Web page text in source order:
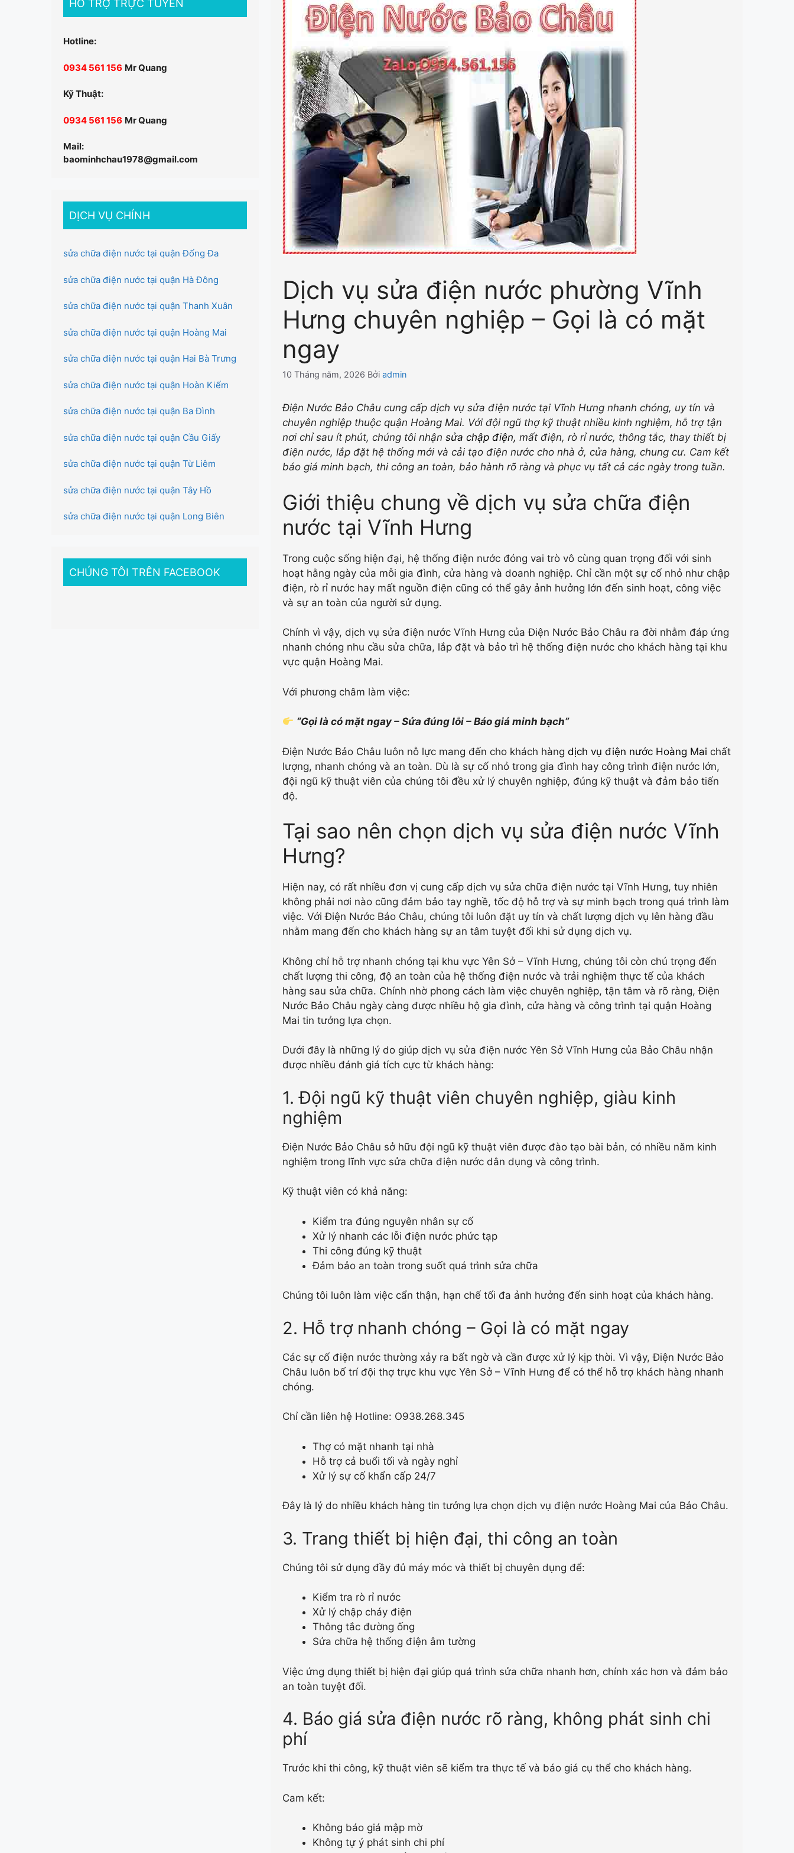
Dịch vụ sửa điện nước phường Vĩnh
Hưng chuyên nghiệp – Gọi là có mặt
ngay
10 Tháng năm, 2026 Bởi admin
Điện Nước Bảo Châu cung cấp dịch vụ sửa điện nước tại Vĩnh Hưng nhanh chóng, uy tín và
chuyên nghiệp thuộc quận Hoàng Mai. Với đội ngũ thợ kỹ thuật nhiều kinh nghiệm, hỗ trợ tận
nơi chỉ sau ít phút, chúng tôi nhận sửa chập điện, mất điện, rò rỉ nước, thông tắc, thay thiết bị
điện nước, lắp đặt hệ thống mới và cải tạo điện nước cho nhà ở, cửa hàng, chung cư. Cam kết
báo giá minh bạch, thi công an toàn, bảo hành rõ ràng và phục vụ tất cả các ngày trong tuần.
Giới thiệu chung về dịch vụ sửa chữa điện
nước tại Vĩnh Hưng
Trong cuộc sống hiện đại, hệ thống điện nước đóng vai trò vô cùng quan trọng đối với sinh
hoạt hằng ngày của mỗi gia đình, cửa hàng và doanh nghiệp. Chỉ cần một sự cố nhỏ như chập
điện, rò rỉ nước hay mất nguồn điện cũng có thể gây ảnh hưởng lớn đến sinh hoạt, công việc
và sự an toàn của người sử dụng.
Chính vì vậy, dịch vụ sửa điện nước Vĩnh Hưng của Điện Nước Bảo Châu ra đời nhằm đáp ứng
nhanh chóng nhu cầu sửa chữa, lắp đặt và bảo trì hệ thống điện nước cho khách hàng tại khu
vực quận Hoàng Mai.
Với phương châm làm việc:
“Gọi là có mặt ngay – Sửa đúng lỗi – Báo giá minh bạch”
Điện Nước Bảo Châu luôn nỗ lực mang đến cho khách hàng dịch vụ điện nước Hoàng Mai chất
lượng, nhanh chóng và an toàn. Dù là sự cố nhỏ trong gia đình hay công trình điện nước lớn,
đội ngũ kỹ thuật viên của chúng tôi đều xử lý chuyên nghiệp, đúng kỹ thuật và đảm bảo tiến
độ.
Tại sao nên chọn dịch vụ sửa điện nước Vĩnh
Hưng?
Hiện nay, có rất nhiều đơn vị cung cấp dịch vụ sửa chữa điện nước tại Vĩnh Hưng, tuy nhiên
không phải nơi nào cũng đảm bảo tay nghề, tốc độ hỗ trợ và sự minh bạch trong quá trình làm
việc. Với Điện Nước Bảo Châu, chúng tôi luôn đặt uy tín và chất lượng dịch vụ lên hàng đầu
nhằm mang đến cho khách hàng sự an tâm tuyệt đối khi sử dụng dịch vụ.
Không chỉ hỗ trợ nhanh chóng tại khu vực Yên Sở – Vĩnh Hưng, chúng tôi còn chú trọng đến
chất lượng thi công, độ an toàn của hệ thống điện nước và trải nghiệm thực tế của khách
hàng sau sửa chữa. Chính nhờ phong cách làm việc chuyên nghiệp, tận tâm và rõ ràng, Điện
Nước Bảo Châu ngày càng được nhiều hộ gia đình, cửa hàng và công trình tại quận Hoàng
Mai tin tưởng lựa chọn.
Dưới đây là những lý do giúp dịch vụ sửa điện nước Yên Sở Vĩnh Hưng của Bảo Châu nhận
được nhiều đánh giá tích cực từ khách hàng:
1. Đội ngũ kỹ thuật viên chuyên nghiệp, giàu kinh
nghiệm
Điện Nước Bảo Châu sở hữu đội ngũ kỹ thuật viên được đào tạo bài bản, có nhiều năm kinh
nghiệm trong lĩnh vực sửa chữa điện nước dân dụng và công trình.
Kỹ thuật viên có khả năng:
Kiểm tra đúng nguyên nhân sự cố
Xử lý nhanh các lỗi điện nước phức tạp
Thi công đúng kỹ thuật
Đảm bảo an toàn trong suốt quá trình sửa chữa
Chúng tôi luôn làm việc cẩn thận, hạn chế tối đa ảnh hưởng đến sinh hoạt của khách hàng.
2. Hỗ trợ nhanh chóng – Gọi là có mặt ngay
Các sự cố điện nước thường xảy ra bất ngờ và cần được xử lý kịp thời. Vì vậy, Điện Nước Bảo
Châu luôn bố trí đội thợ trực khu vực Yên Sở – Vĩnh Hưng để có thể hỗ trợ khách hàng nhanh
chóng.
Chỉ cần liên hệ Hotline: O938.268.345
Thợ có mặt nhanh tại nhà
Hỗ trợ cả buổi tối và ngày nghỉ
Xử lý sự cố khẩn cấp 24/7
Đây là lý do nhiều khách hàng tin tưởng lựa chọn dịch vụ điện nước Hoàng Mai của Bảo Châu.
3. Trang thiết bị hiện đại, thi công an toàn
Chúng tôi sử dụng đầy đủ máy móc và thiết bị chuyên dụng để:
Kiểm tra rò rỉ nước
Xử lý chập cháy điện
Thông tắc đường ống
Sửa chữa hệ thống điện âm tường
Việc ứng dụng thiết bị hiện đại giúp quá trình sửa chữa nhanh hơn, chính xác hơn và đảm bảo
an toàn tuyệt đối.
4. Báo giá sửa điện nước rõ ràng, không phát sinh chi
phí
Trước khi thi công, kỹ thuật viên sẽ kiểm tra thực tế và báo giá cụ thể cho khách hàng.
Cam kết:
Không báo giá mập mờ
Không tự ý phát sinh chi phí
HỖ TRỢ TRỰC TUYẾN
Hotline:
0934 561 156 Mr Quang
Kỹ Thuật:
0934 561 156 Mr Quang
Mail:
baominhchau1978@gmail.com
DỊCH VỤ CHÍNH
sửa chữa điện nước tại quận Đống Đa
sửa chữa điện nước tại quận Hà Đông
sửa chữa điện nước tại quận Thanh Xuân
sửa chữa điện nước tại quận Hoàng Mai
sửa chữa điện nước tại quận Hai Bà Trưng
sửa chữa điện nước tại quận Hoàn Kiếm
sửa chữa điện nước tại quận Ba Đình
sửa chữa điện nước tại quận Cầu Giấy
sửa chữa điện nước tại quận Từ Liêm
sửa chữa điện nước tại quận Tây Hồ
sửa chữa điện nước tại quận Long Biên
CHÚNG TÔI TRÊN FACEBOOK